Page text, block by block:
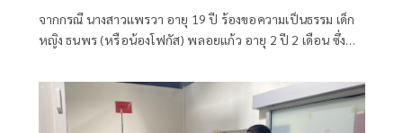
จากกรณี นางสาวเเพรวา อายุ 19 ปี ร้องขอความเป็นธรรม เด็ก
หญิง ธนพร (หรือน้องโฟกัส) พลอยแก้ว อายุ 2 ปี 2 เดือน ซึ่ง
นายฤทธิพร การพงศศรี อายุ 21 ปี (พ่อเลี้ยง) และ นายวีร
ยุทธ(หรือนิค) อายุ 16 ปี (พี่เลี้ยง)